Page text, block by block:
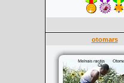
otomars